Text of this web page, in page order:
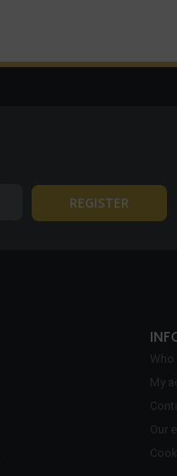
Who
My
Our